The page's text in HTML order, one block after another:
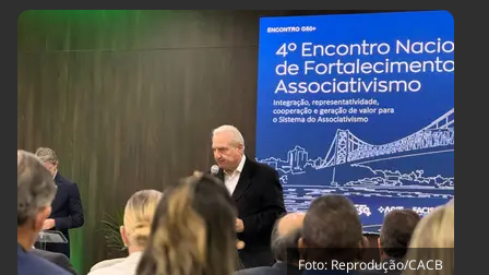
Agronegócios
Cinema
Comportamento
Infraestrutura
Internacional
Meio Ambiente
Podcast
Política
Saúde
Tempo
Foto: Reprodução/CACB